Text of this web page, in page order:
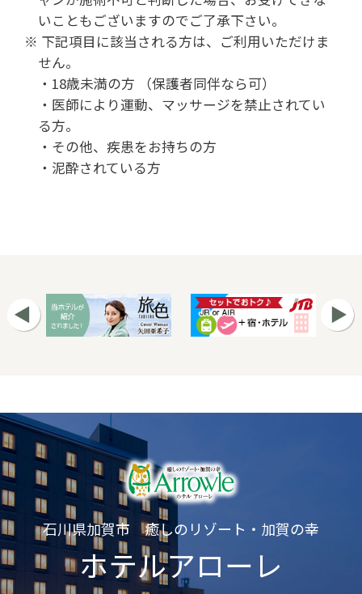
いこともございますのでご了承下さい。
※ 下記項目に該当される方は、ご利用いただけま
せん。
・18歳未満の方 （保護者同伴なら可）
・医師により運動、マッサージを禁止されてい
る方。
・その他、疾患をお持ちの方
・泥酔されている方
石川県加賀市 癒しのリゾート・加賀の幸
ホテルアローレ